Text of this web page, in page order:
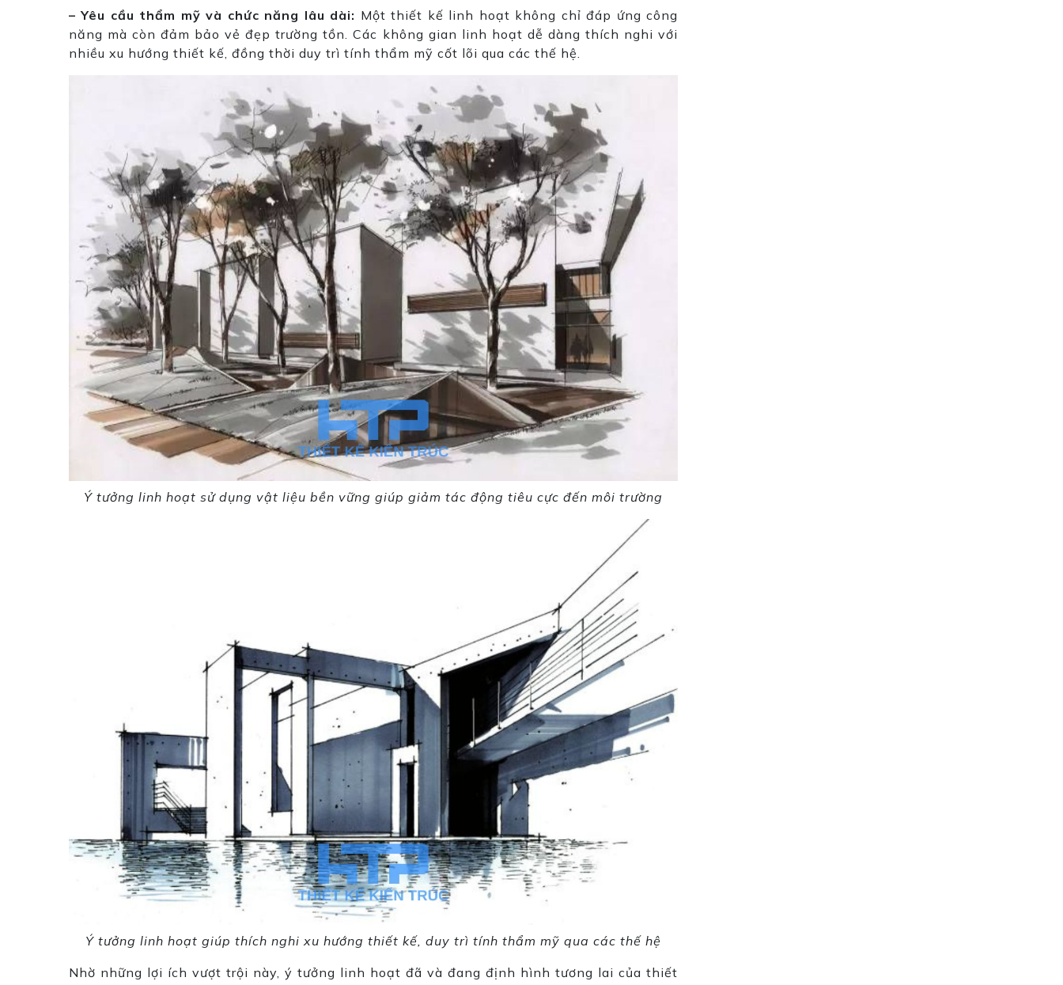
– Yêu cầu thẩm mỹ và chức năng lâu dài: Một thiết kế linh hoạt không chỉ đáp ứng công
năng mà còn đảm bảo vẻ đẹp trường tồn. Các không gian linh hoạt dễ dàng thích nghi với
nhiều xu hướng thiết kế, đồng thời duy trì tính thẩm mỹ cốt lõi qua các thế hệ.
Ý tưởng linh hoạt sử dụng vật liệu bền vững giúp giảm tác động tiêu cực đến môi trường
Ý tưởng linh hoạt giúp thích nghi xu hướng thiết kế, duy trì tính thẩm mỹ qua các thế hệ
Nhờ những lợi ích vượt trội này, ý tưởng linh hoạt đã và đang định hình tương lai của thiết